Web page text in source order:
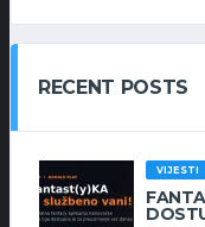
RECENT POSTS
VIJESTI